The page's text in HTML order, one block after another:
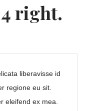
right.
liberavisse id
regione eu sit.
eleifend ex mea.